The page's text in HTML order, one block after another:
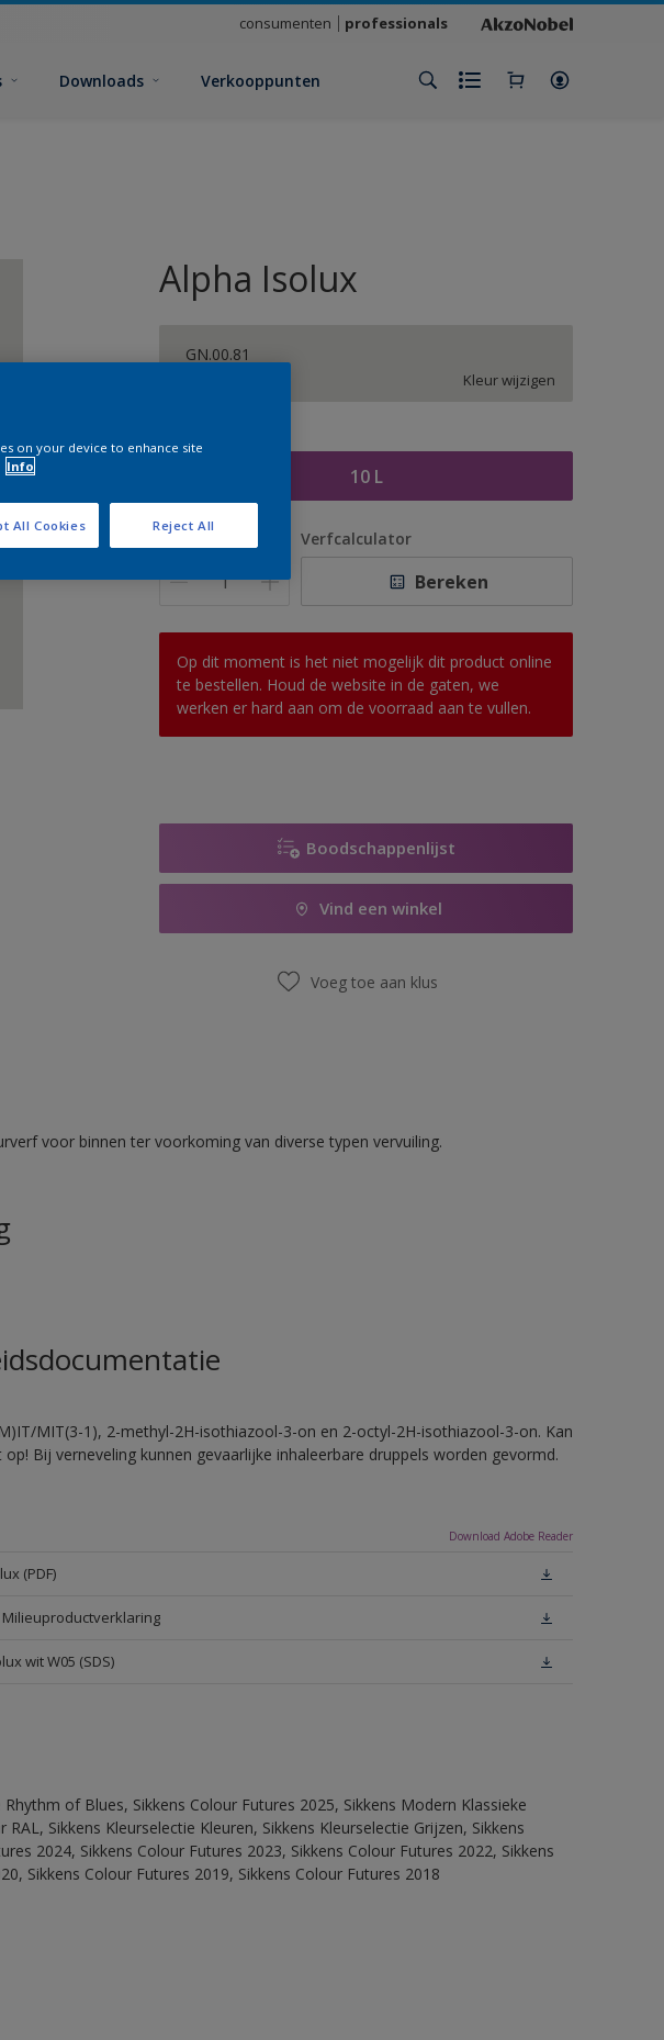
consumenten professionals
Downloads Verkooppunten
Alpha Isolux
GN.00.81
Kleur wijzigen
Grootte
10 L
Aantal Verfcalculator
Bereken
Op dit moment is het niet mogelijk dit product online
te bestellen. Houd de website in de gaten, we
werken er hard aan om de voorraad aan te vullen.
Boodschappenlijst
Vind een winkel
Voeg toe aan klus
voor binnen ter voorkoming van diverse typen vervuiling.
MIT(3-1), 2-methyl-2H-isothiazool-3-on en 2-octyl-2H-isothiazool-3-on. Kan
Bij verneveling kunnen gevaarlijke inhaleerbare druppels worden gevormd.
Download Adobe Reader
(PDF)
Milieuproductverklaring
wit W05 (SDS)
of Blues, Sikkens Colour Futures 2025, Sikkens Modern Klassieke
RAL, Sikkens Kleurselectie Kleuren, Sikkens Kleurselectie Grijzen, Sikkens
2024, Sikkens Colour Futures 2023, Sikkens Colour Futures 2022, Sikkens
Sikkens Colour Futures 2019, Sikkens Colour Futures 2018
on your device to enhance site
Info
Reject All
All Cookies